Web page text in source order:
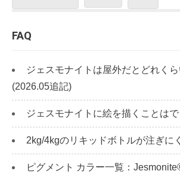
FAQ
ジェスモナイトは屋外だとどれく
(2026.05追記)
ジェスモナイトに絵を描くことは
2kg/4kgのリキッドボトルが注ぎに
ピグメント カラー一覧：